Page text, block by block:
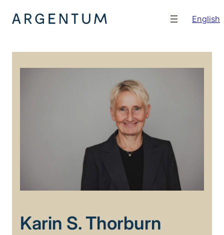
English
Karin S. Thorburn